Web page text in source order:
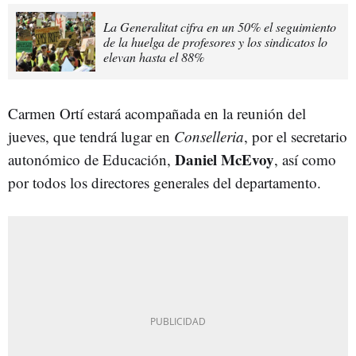
La Generalitat cifra en un 50% el seguimiento
de la huelga de profesores y los sindicatos lo
elevan hasta el 88%
Carmen Ortí estará acompañada en la reunión del
jueves, que tendrá lugar en Conselleria, por el secretario
autonómico de Educación, Daniel McEvoy, así como
por todos los directores generales del departamento.